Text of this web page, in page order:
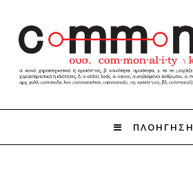
ΠΛΟΗΓΗΣΗ